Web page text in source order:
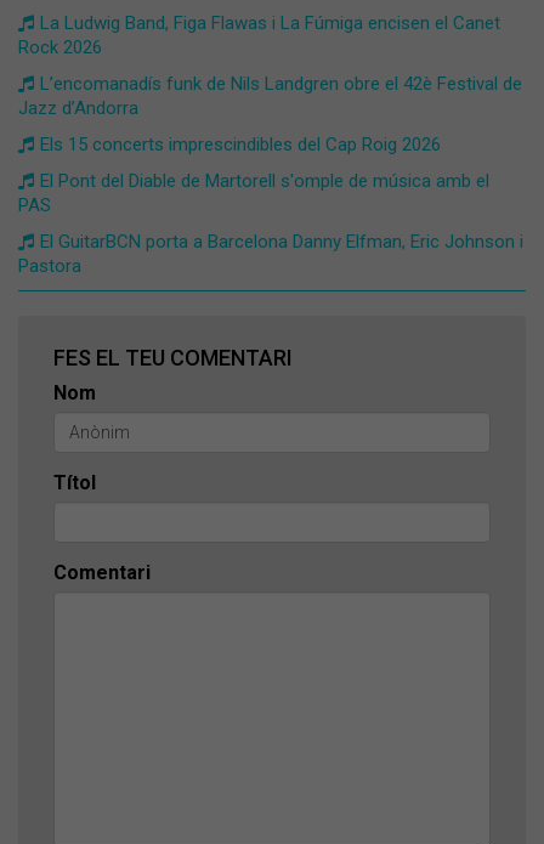
La Ludwig Band, Figa Flawas i La Fúmiga encisen el Canet
Rock 2026
L’encomanadís funk de Nils Landgren obre el 42è Festival de
Jazz d’Andorra
Els 15 concerts imprescindibles del Cap Roig 2026
El Pont del Diable de Martorell s'omple de música amb el
PAS
El GuitarBCN porta a Barcelona Danny Elfman, Eric Johnson i
Pastora
FES EL TEU COMENTARI
Nom
Títol
Comentari